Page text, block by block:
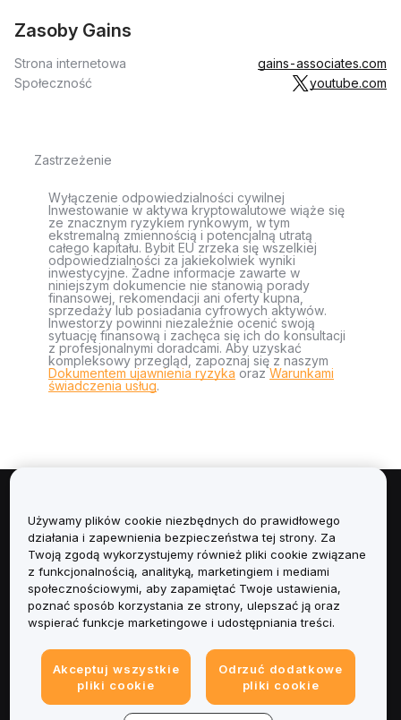
Zasoby Gains
Strona internetowa
gains-associates.com
Społeczność
youtube.com
Zastrzeżenie
Wyłączenie odpowiedzialności cywilnej
Inwestowanie w aktywa kryptowalutowe wiąże się
ze znacznym ryzykiem rynkowym, w tym
ekstremalną zmiennością i potencjalną utratą
całego kapitału. Bybit EU zrzeka się wszelkiej
odpowiedzialności za jakiekolwiek wyniki
inwestycyjne. Żadne informacje zawarte w
niniejszym dokumencie nie stanowią porady
finansowej, rekomendacji ani oferty kupna,
sprzedaży lub posiadania cyfrowych aktywów.
Inwestorzy powinni niezależnie ocenić swoją
sytuację finansową i zachęca się ich do konsultacji
z profesjonalnymi doradcami. Aby uzyskać
kompleksowy przegląd, zapoznaj się z naszym
Dokumentem ujawnienia ryzyka orazWarunkami
świadczenia usług.
Informacje
Usługi
Obsługa Klienta
Informacje prawne
Używamy plików cookie niezbędnych do prawidłowego
działania i zapewnienia bezpieczeństwa tej strony. Za
Twoją zgodą wykorzystujemy również pliki cookie związane
z funkcjonalnością, analityką, marketingiem i mediami
społecznościowymi, aby zapamiętać Twoje ustawienia,
poznać sposób korzystania ze strony, ulepszać ją oraz
wspierać funkcje marketingowe i udostępniania treści.
Akceptuj wszystkie
pliki cookie
Odrzuć dodatkowe
pliki cookie